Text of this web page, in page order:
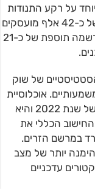
במיוחד על רקע התנודות
במשלחי היד השונים, כאשר נרשמה ירידה של כ-42 אלף מועסקים
בקרב בעלי משלח יד אקדמי, ולעומת זאת נרשמה תוספת של כ-21
2026, הנתונים הסטטיסטיים של שוק
אוכלוסיית
הסקר הותאמה להגדרות מפקד האוכלוסין של שנת 2022 והיא
הכללי את
במרשם הזרים.
יותר של מצב
עדכניים